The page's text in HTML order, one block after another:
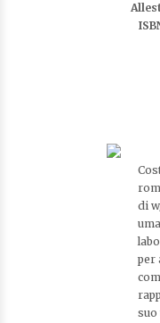
di
per
suo